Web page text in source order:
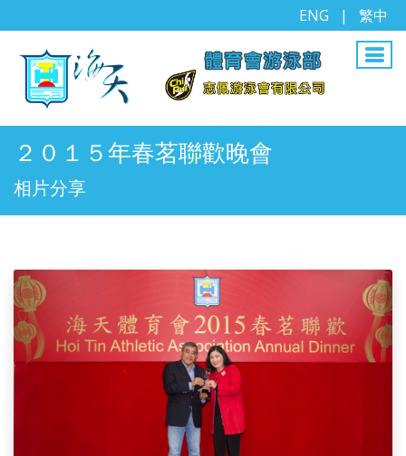
ENG | 繁中
２０１５年春茗聯歡晚會
相片分享